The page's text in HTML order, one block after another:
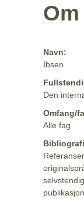
Navn:
Ibsen
Den
Omfang/
Alle fag